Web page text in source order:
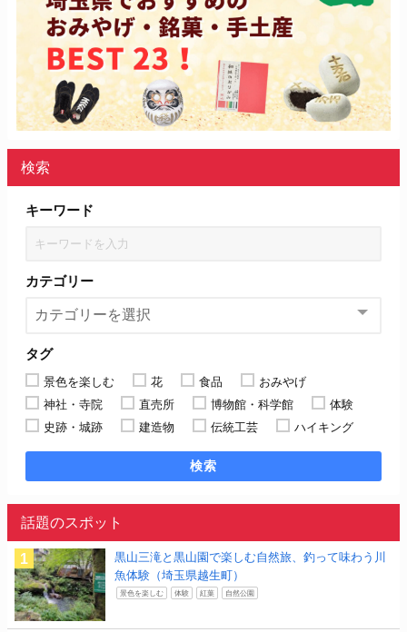
検索
キーワード
カテゴリー
タグ
景色を楽しむ 花 食品
おみやげ
神社・寺院
直売所 博物館・科学館
体験
史跡・城跡
建造物 伝統工芸 ハイキング
検索
話題のスポット
黒山三滝と黒山園で楽しむ自然旅、釣って味わう川
魚体験（埼玉県越生町）
景色を楽しむ 体験 紅葉 自然公園